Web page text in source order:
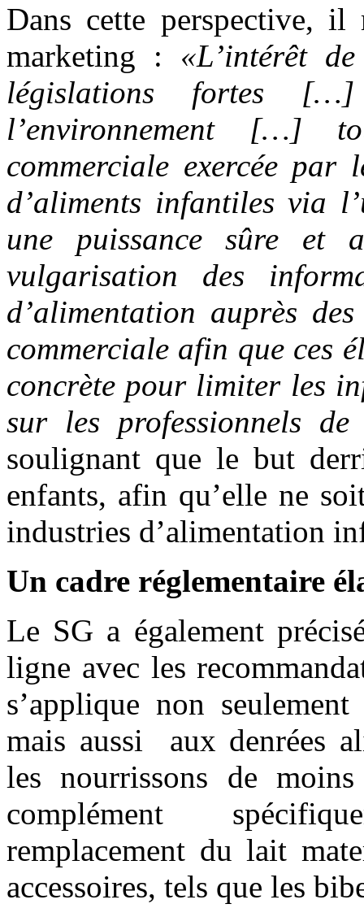
Dans cette perspective,
marketing : «L’intérêt
législations fortes
l’environnement […]
commerciale exercée par
d’aliments infantiles via
une puissance sûre et
vulgarisation des
d’alimentation auprès
commerciale afin que ces
concrète pour limiter les
sur les professionnels
soulignant que le but
enfants, afin qu’elle ne
industries d’alimentation
Un cadre réglementaire
Le SG a également
ligne avec les
s’applique non
mais aussi aux denrées
les nourrissons de
complément
remplacement du lait
accessoires, tels que les